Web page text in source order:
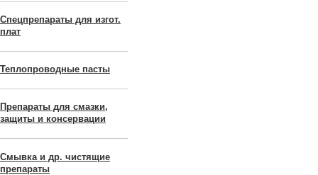
Спецпрепараты для изгот.
плат
Теплопроводные пасты
Препараты для смазки,
защиты и консервации
Смывка и др. чистящие
препараты